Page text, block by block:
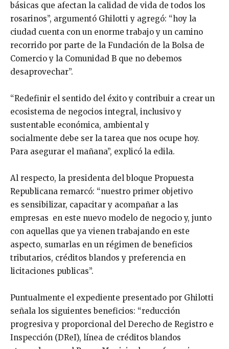
básicas que afectan la calidad de vida de todos los
rosarinos”, argumentó Ghilotti y agregó: “hoy la
ciudad cuenta con un enorme trabajo y un camino
recorrido por parte de la Fundación de la Bolsa de
Comercio y la Comunidad B que no debemos
desaprovechar”.
“Redefinir el sentido del éxito y contribuir a crear un
ecosistema de negocios integral, inclusivo y
sustentable económica, ambiental y
socialmente debe ser la tarea que nos ocupe hoy.
Para asegurar el mañana”, explicó la edila.
Al respecto, la presidenta del bloque Propuesta
Republicana remarcó: “nuestro primer objetivo
es sensibilizar, capacitar y acompañar a las
empresas en este nuevo modelo de negocio y, junto
con aquellas que ya vienen trabajando en este
aspecto, sumarlas en un régimen de beneficios
tributarios, créditos blandos y preferencia en
licitaciones publicas”.
Puntualmente el expediente presentado por Ghilotti
señala los siguientes beneficios: “reducción
progresiva y proporcional del Derecho de Registro e
Inspección (DReI), línea de créditos blandos